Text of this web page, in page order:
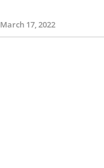
March 17, 2022